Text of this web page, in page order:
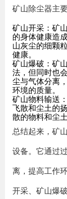
矿山除尘器主
矿山开采：矿
的身体健康造
山灰尘的细颗
健康。
矿山爆破：矿
法，但同时也
尘与气体分离
环境的质量。
矿山物料输送
飞散和尘土的
散的物料和尘
总结起来，矿
设备。它通过
离，提高工作
开采、矿山爆